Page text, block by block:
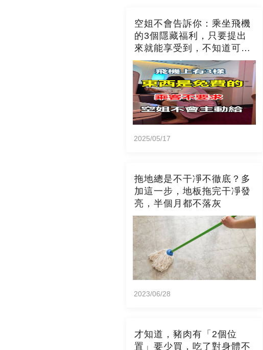
空姐不會告訴你：乘坐飛機
的3個隱藏福利，只要提出
來就能享受到，不知道可就
吃虧了
2025/05/17
拖地總是不干凈不徹底？多
加這一步，地板拖完干凈發
亮，半個月都不落灰
2023/06/28
才知道，豬肉有「2個位
置」要少買，吃了對身體不